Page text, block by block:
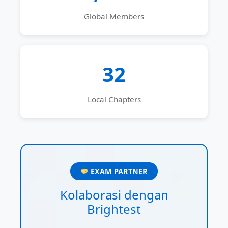
Global Members
32
Local Chapters
EXAM PARTNER
Kolaborasi dengan
Brightest